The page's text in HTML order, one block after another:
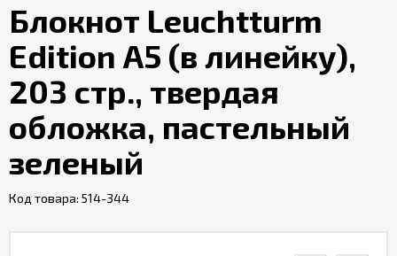
ручек
Контакты
Блокнот Leuchtturm
Edition А5 (в линейку),
203 стр., твердая
обложка, пастельный
зеленый
Код товара: 514-344